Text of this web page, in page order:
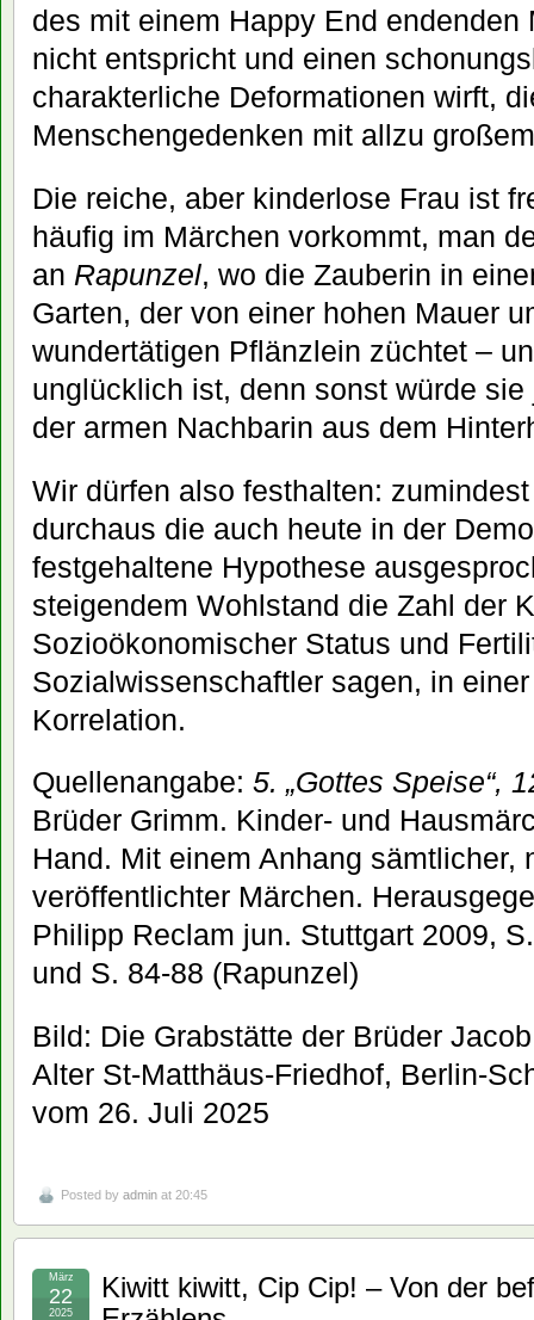
des mit einem Happy End endenden
nicht entspricht und einen
charakterliche Deformationen wirft,
Menschengedenken mit allzu
Die reiche, aber kinderlose Frau ist
häufig im Märchen vorkommt, man
an Rapunzel, wo die Zauberin in
Garten, der von einer hohen Mauer
wundertätigen Pflänzlein züchtet –
unglücklich ist, denn sonst würde
der armen Nachbarin aus dem
Wir dürfen also festhalten:
durchaus die auch heute in der
festgehaltene Hypothese
steigendem Wohlstand die Zahl der
Sozioökonomischer Status und
Sozialwissenschaftler sagen, in
Korrelation.
Quellenangabe: 5. „Gottes Speise“,
Brüder Grimm. Kinder- und
Hand. Mit einem Anhang sämtlicher,
veröffentlichter Märchen.
Philipp Reclam jun. Stuttgart 2009,
und S. 84-88 (Rapunzel)
Bild: Die Grabstätte der Brüder
Alter St-Matthäus-Friedhof, Berlin-
vom 26. Juli 2025
Posted by admin at 20:45
Kiwitt kiwitt, Cip Cip! – Von der
März
22
2025